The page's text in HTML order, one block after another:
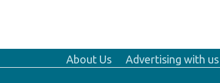
About Us Advertising with us